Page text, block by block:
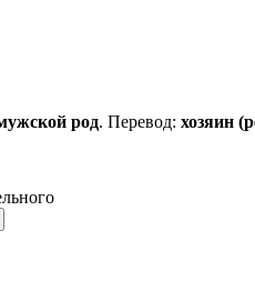
род. Перевод: хозяин